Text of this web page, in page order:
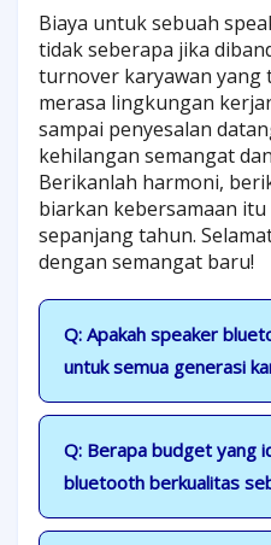
Biaya untuk sebuah
tidak seberapa jika
turnover karyawan yang
merasa lingkungan
sampai penyesalan
kehilangan semangat
Berikanlah harmoni,
biarkan kebersamaan
sepanjang tahun.
dengan semangat baru!
Q: Apakah speaker
untuk semua generasi
Q: Berapa budget yang
bluetooth berkualitas